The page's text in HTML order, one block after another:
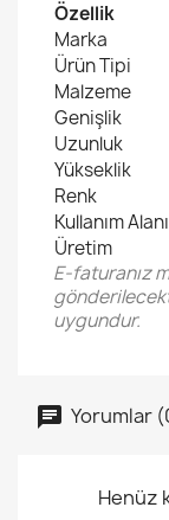
Özellik
Marka
Ürün Tipi
Malzeme
Genişlik
Uzunluk
Yükseklik
Renk
Kullanım Alanı
Üretim
E-faturanız
uygundur.
Yorumlar
Henüz